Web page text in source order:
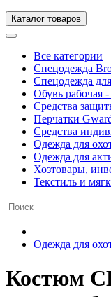
Каталог товаров
Все категории
Спецодежда
Спецодежда
Обувь рабочая
Средства
Перчатки
Средства
Одежда для
Одежда для
Хозтовары,
Текстиль и
Одежда для
Костюм